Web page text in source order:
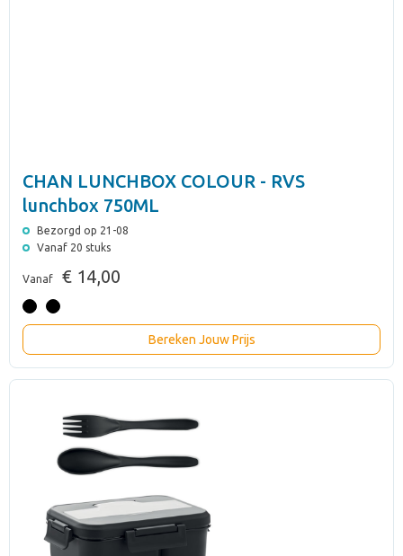
CHAN LUNCHBOX COLOUR - RVS
lunchbox 750ML
Bezorgd op 21-08
Vanaf 20 stuks
Vanaf € 14,00
Bereken Jouw Prijs